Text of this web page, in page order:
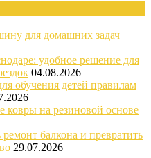
для домашних задач
удобное решение для
04.08.2026
обучения детей правилам
ковры на резиновой основе
балкона и превратить
29.07.2026